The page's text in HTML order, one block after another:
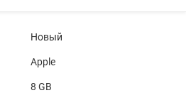
Новый
Apple
8 GB